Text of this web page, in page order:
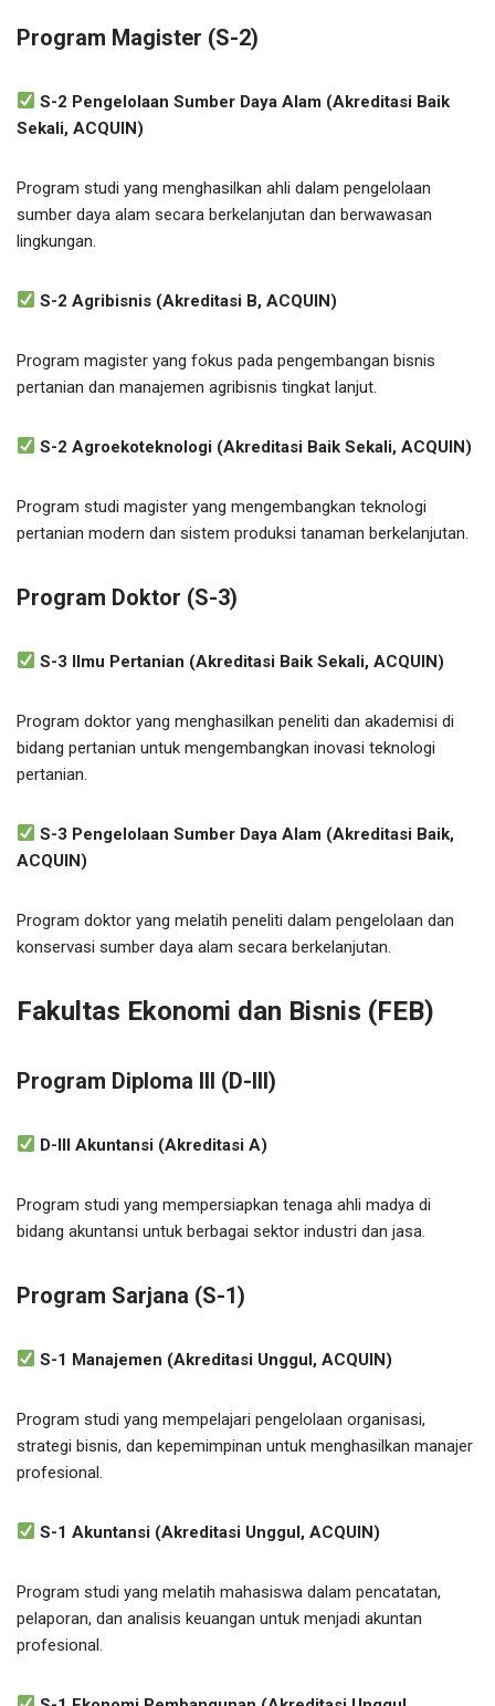
Program Magister (S-2)
S-2 Pengelolaan Sumber Daya Alam (Akreditasi Baik
Sekali, ACQUIN)
Program studi yang menghasilkan ahli dalam pengelolaan
sumber daya alam secara berkelanjutan dan berwawasan
lingkungan.
S-2 Agribisnis (Akreditasi B, ACQUIN)
Program magister yang fokus pada pengembangan bisnis
pertanian dan manajemen agribisnis tingkat lanjut.
S-2 Agroekoteknologi (Akreditasi Baik Sekali, ACQUIN)
Program studi magister yang mengembangkan teknologi
pertanian modern dan sistem produksi tanaman berkelanjutan.
Program Doktor (S-3)
S-3 Ilmu Pertanian (Akreditasi Baik Sekali, ACQUIN)
Program doktor yang menghasilkan peneliti dan akademisi di
bidang pertanian untuk mengembangkan inovasi teknologi
pertanian.
S-3 Pengelolaan Sumber Daya Alam (Akreditasi Baik,
ACQUIN)
Program doktor yang melatih peneliti dalam pengelolaan dan
konservasi sumber daya alam secara berkelanjutan.
Fakultas Ekonomi dan Bisnis (FEB)
Program Diploma III (D-III)
D-III Akuntansi (Akreditasi A)
Program studi yang mempersiapkan tenaga ahli madya di
bidang akuntansi untuk berbagai sektor industri dan jasa.
Program Sarjana (S-1)
S-1 Manajemen (Akreditasi Unggul, ACQUIN)
Program studi yang mempelajari pengelolaan organisasi,
strategi bisnis, dan kepemimpinan untuk menghasilkan manajer
profesional.
S-1 Akuntansi (Akreditasi Unggul, ACQUIN)
Program studi yang melatih mahasiswa dalam pencatatan,
pelaporan, dan analisis keuangan untuk menjadi akuntan
profesional.